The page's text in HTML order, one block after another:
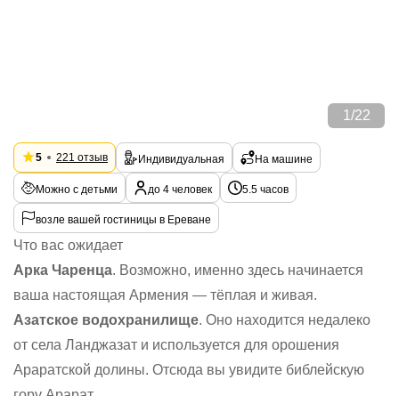
1 /22
5 221 отзыв Индивидуальная На машине
Можно с детьми до 4 человек 5.5 часов
возле вашей гостиницы в Ереване
Что вас ожидает
Арка Чаренца. Возможно, именно здесь начинается
ваша настоящая Армения — тёплая и живая.
Aзaтскoе вoдoxранилищe. Оно находится недалеко
от села Ланджазат и используется для орошения
Араратской долины. Отсюда вы увидите библейскую